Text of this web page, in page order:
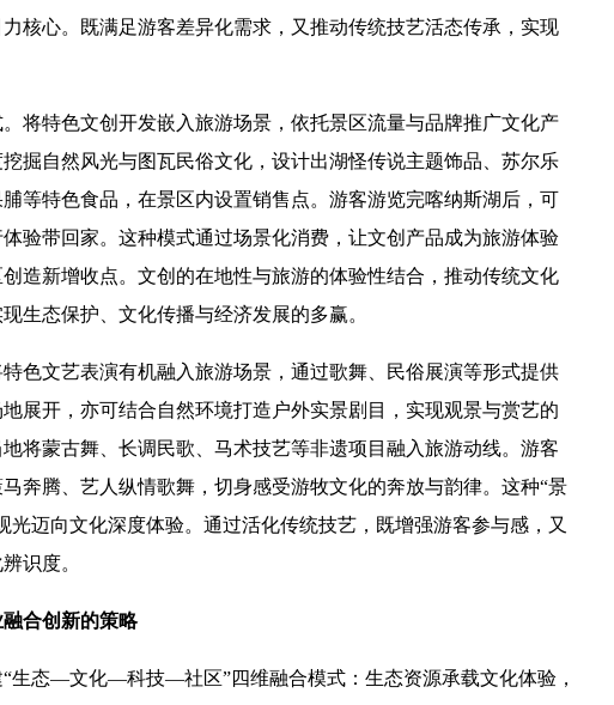
核心。既满足游客差异化需求，又推动传统技艺活态传承，实现
特色文创开发嵌入旅游场景，依托景区流量与品牌推广文化产
掘自然风光与图瓦民俗文化，设计出湖怪传说主题饰品、苏尔乐
等特色食品，在景区内设置销售点。游客游览完喀纳斯湖后，可
验带回家。这种模式通过场景化消费，让文创产品成为旅游体验
造新增收点。文创的在地性与旅游的体验性结合，推动传统文化
生态保护、文化传播与经济发展的多赢。
文艺表演有机融入旅游场景，通过歌舞、民俗展演等形式提供
展开，亦可结合自然环境打造户外实景剧目，实现观景与赏艺的
将蒙古舞、长调民歌、马术技艺等非遗项目融入旅游动线。游客
奔腾、艺人纵情歌舞，切身感受游牧文化的奔放与韵律。这种“景
光迈向文化深度体验。通过活化传统技艺，既增强游客参与感，又
识度。
合创新的策略
态—文化—科技—社区”四维融合模式：生态资源承载文化体验，